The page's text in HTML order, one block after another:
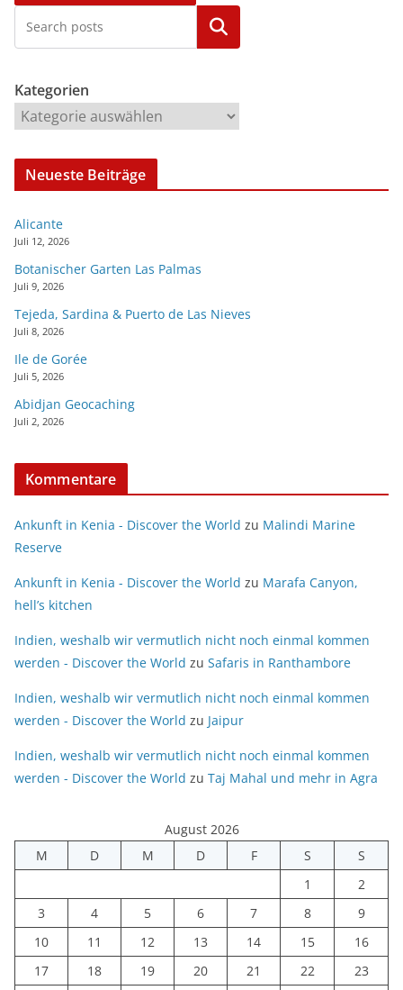
Kategorien
Kategorien
Neueste Beiträge
Alicante
Juli 12, 2026
Botanischer Garten Las Palmas
Juli 9, 2026
Tejeda, Sardina & Puerto de Las Nieves
Juli 8, 2026
Ile de Gorée
Juli 5, 2026
Abidjan Geocaching
Juli 2, 2026
Kommentare
Ankunft in Kenia - Discover the World zu Malindi Marine
Reserve
Ankunft in Kenia - Discover the World zu Marafa Canyon,
hell’s kitchen
Indien, weshalb wir vermutlich nicht noch einmal kommen
werden - Discover the World zu Safaris in Ranthambore
Indien, weshalb wir vermutlich nicht noch einmal kommen
werden - Discover the World zu Jaipur
Indien, weshalb wir vermutlich nicht noch einmal kommen
werden - Discover the World zu Taj Mahal und mehr in Agra
August 2026
M
D M D F S
S
1
2
3
4 5 6 7 8
9
10
11 12 13 14 15
16
17
18 19 20 21 22 23